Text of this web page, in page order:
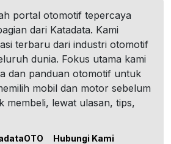
portal otomotif tepercaya
dari Katadata. Kami
terbaru dari industri otomotif
dunia. Fokus utama kami
dan panduan otomotif untuk
mobil dan motor sebelum
membeli, lewat ulasan, tips,
Hubungi Kami